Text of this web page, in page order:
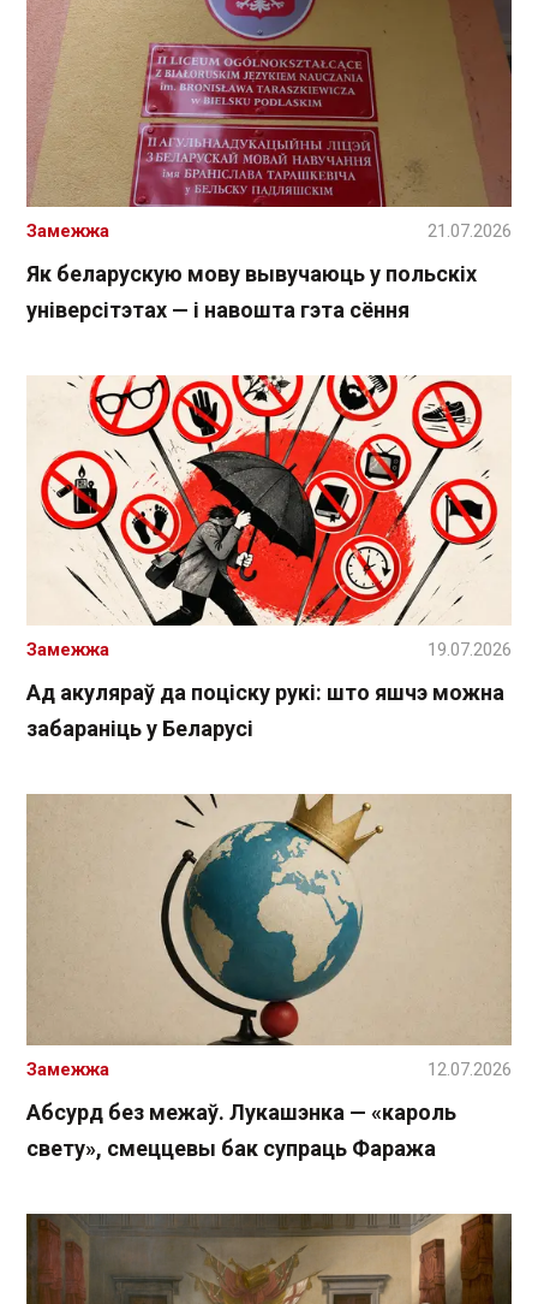
Як беларускую мову вывучаюць у польскіх
універсітэтах — і навошта гэта сёння
Замежжа 21.07.2026
Ад акуляраў да поціску рукі: што яшчэ можна
забараніць у Беларусі
Замежжа 19.07.2026
Абсурд без межаў. Лукашэнка — «кароль
свету», смеццевы бак супраць Фаража
Замежжа 12.07.2026